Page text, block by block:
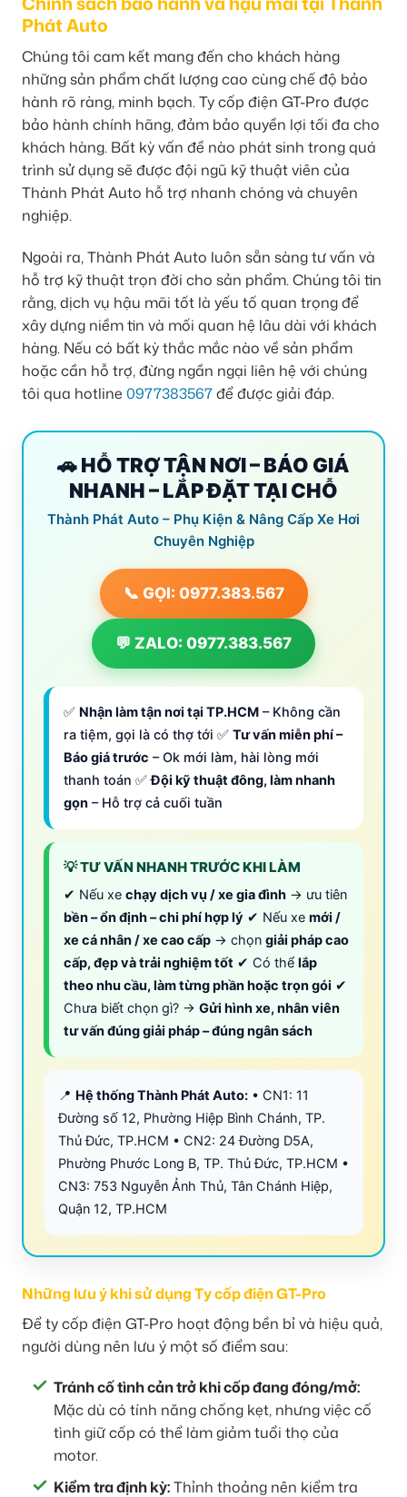
Phát Auto
Chúng tôi cam kết mang đến cho khách hàng
những sản phẩm chất lượng cao cùng chế độ bảo
hành rõ ràng, minh bạch. Ty cốp điện GT-Pro được
bảo hành chính hãng, đảm bảo quyền lợi tối đa cho
khách hàng. Bất kỳ vấn đề nào phát sinh trong quá
trình sử dụng sẽ được đội ngũ kỹ thuật viên của
Thành Phát Auto hỗ trợ nhanh chóng và chuyên
nghiệp.
Ngoài ra, Thành Phát Auto luôn sẵn sàng tư vấn và
hỗ trợ kỹ thuật trọn đời cho sản phẩm. Chúng tôi tin
rằng, dịch vụ hậu mãi tốt là yếu tố quan trọng để
xây dựng niềm tin và mối quan hệ lâu dài với khách
hàng. Nếu có bất kỳ thắc mắc nào về sản phẩm
hoặc cần hỗ trợ, đừng ngần ngại liên hệ với chúng
tôi qua hotline 0977383567để được giải đáp.
🚗 HỖ TRỢ TẬN NƠI – BÁO GIÁ
NHANH – LẮP ĐẶT TẠI CHỖ
Thành Phát Auto – Phụ Kiện & Nâng Cấp Xe Hơi
Chuyên Nghiệp
📞 GỌI: 0977.383.567
💬 ZALO: 0977.383.567
✅ Nhận làm tận nơi tại TP.HCM – Không cần
ra tiệm, gọi là có thợ tới ✅ Tư vấn miễn phí –
Báo giá trước – Ok mới làm, hài lòng mới
thanh toán ✅Đội kỹ thuật đông, làm nhanh
gọn – Hỗ trợ cả cuối tuần
💡 TƯ VẤN NHANH TRƯỚC KHI LÀM
✔ Nếu xe chạy dịch vụ / xe gia đình → ưu tiên
bền – ổn định – chi phí hợp lý ✔ Nếu xe mới /
xe cá nhân / xe cao cấp → chọn giải pháp cao
cấp, đẹp và trải nghiệm tốt ✔ Có thể lắp
theo nhu cầu, làm từng phần hoặc trọn gói ✔
Chưa biết chọn gì? → Gửi hình xe, nhân viên
tư vấn đúng giải pháp – đúng ngân sách
📍 Hệ thống Thành Phát Auto: • CN1: 11
Đường số 12, Phường Hiệp Bình Chánh, TP.
Thủ Đức, TP.HCM • CN2: 24 Đường D5A,
Phường Phước Long B, TP. Thủ Đức, TP.HCM •
CN3: 753 Nguyễn Ảnh Thủ, Tân Chánh Hiệp,
Quận 12, TP.HCM
Những lưu ý khi sử dụng Ty cốp điện GT-Pro
Để ty cốp điện GT-Pro hoạt động bền bỉ và hiệu quả,
người dùng nên lưu ý một số điểm sau:
Tránh cố tình cản trở khi cốp đang đóng/mở:
Mặc dù có tính năng chống kẹt, nhưng việc cố
tình giữ cốp có thể làm giảm tuổi thọ của
motor.
Kiểm tra định kỳ:Thỉnh thoảng nên kiểm tra